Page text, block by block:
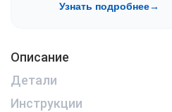
Узнать подробнее→
Описание
Детали
Инструкции